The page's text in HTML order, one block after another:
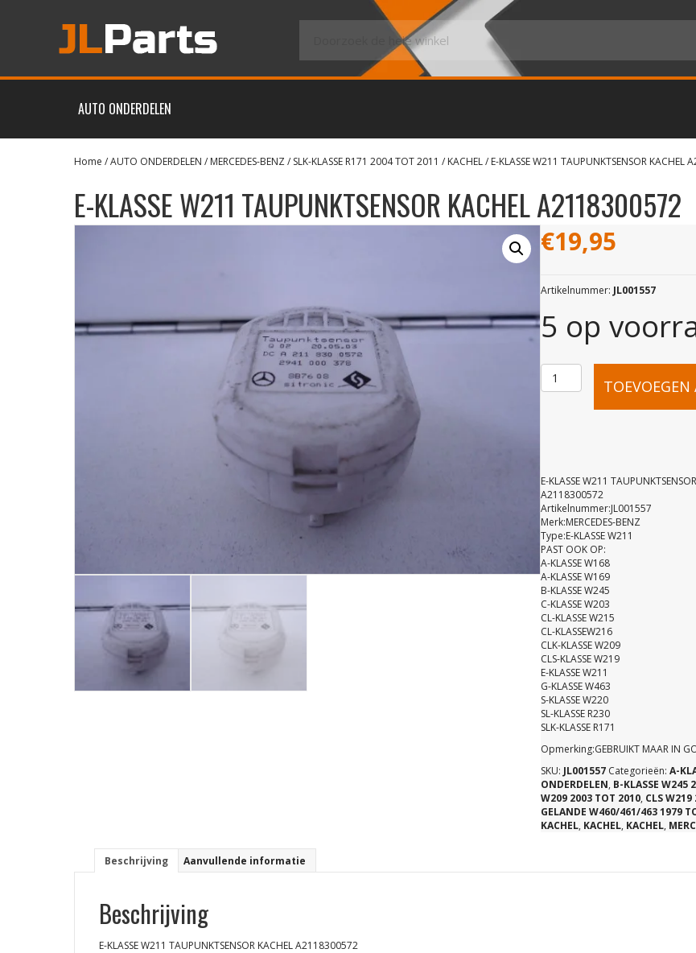
AUTO ONDERDELEN
Home /AUTO ONDERDELEN / MERCEDES-BENZ/ SLK-KLASSE R171 2004 TOT 2011 / KACHEL/ E-KLASSE W211 TAUPUNKTSENSOR KACHEL
E-KLASSE W211 TAUPUNKTSENSOR KACHEL A2118300572
€19,95
Artikelnummer: JL001557
5 op
E-
W211
KACHEL
aantal
E-KLASSE W211
A2118300572
Artikelnummer:JL001557
Merk:MERCEDES-BENZ
Type:E-KLASSE W211
PAST OOK OP:
A-KLASSE W168
A-KLASSE W169
B-KLASSE W245
C-KLASSE W203
CL-KLASSE W215
CL-KLASSEW216
CLK-KLASSE W209
CLS-KLASSE W219
E-KLASSE W211
G-KLASSE W463
S-KLASSE W220
SL-KLASSE R230
SLK-KLASSE R171
Opmerking:GEBRUIKT MAAR IN
SKU: JL001557 Categorieën: A-
ONDERDELEN, B-KLASSE W245
W209 2003 TOT 2010, CLS
GELANDE W460/461/463 1979
KACHEL, KACHEL, KACHEL,
Beschrijving Aanvullende informatie
Beschrijving
E-KLASSE W211 TAUPUNKTSENSOR KACHEL A2118300572